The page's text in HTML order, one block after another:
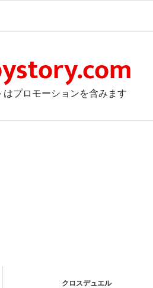
はプロモーションを含みます
クロスデュエル